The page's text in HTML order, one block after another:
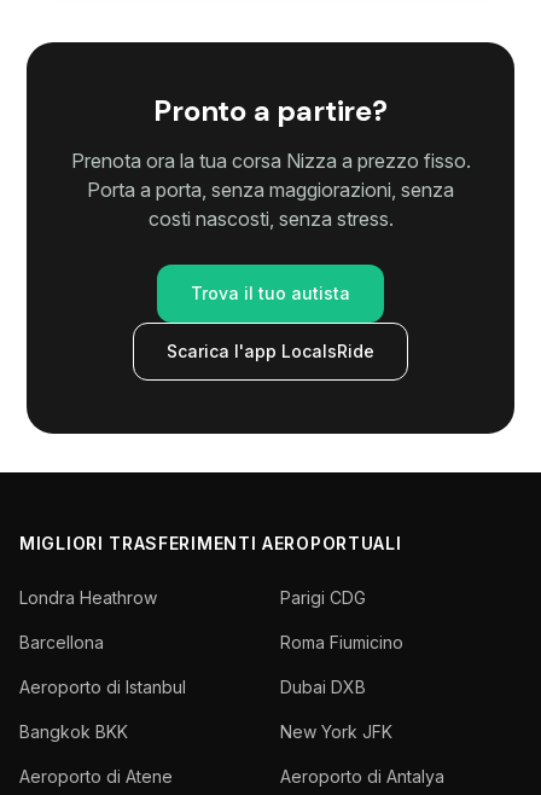
Pronto a partire?
Prenota ora la tua corsa Nizza a prezzo fisso.
Porta a porta, senza maggiorazioni, senza
costi nascosti, senza stress.
Trova il tuo autista
Scarica l'app LocalsRide
MIGLIORI TRASFERIMENTI AEROPORTUALI
Londra Heathrow Parigi CDG
Barcellona Roma Fiumicino
Aeroporto di Istanbul Dubai DXB
Bangkok BKK New York JFK
Aeroporto di Atene Aeroporto di Antalya